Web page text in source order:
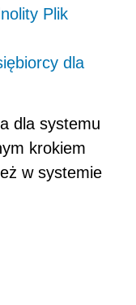
Plik
dla
dla systemu
krokiem
w systemie